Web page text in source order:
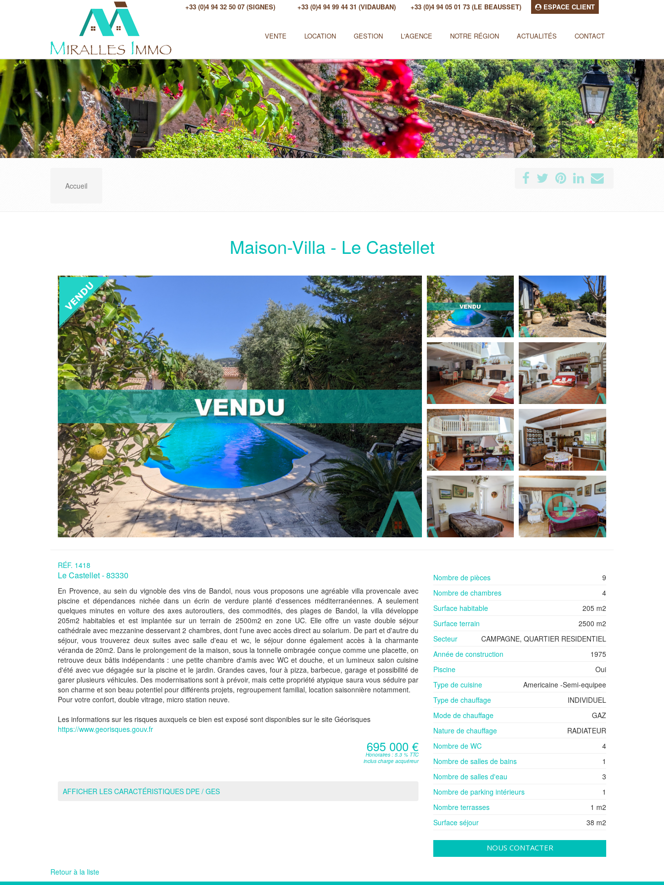
+33 (0)4 94 32 50 07 (SIGNES) +33 (0)4 94 99 44 31 (VIDAUBAN) +33 (0)4 94 05 01 73 (LE BEAUSSET) ESPACE CLIENT
VENTE LOCATION GESTION L'AGENCE NOTRE RÉGION ACTUALITÉS CONTACT
Accueil
Maison-Villa - Le Castellet
RÉF. 1418
Le Castellet - 83330
En Provence, au sein du vignoble des vins de Bandol, nous vous proposons une agréable villa provencale avec
piscine et dépendances nichée dans un écrin de verdure planté d'essences méditerranéennes. A seulement
quelques minutes en voiture des axes autoroutiers, des commodités, des plages de Bandol, la villa développe
205m2 habitables et est implantée sur un terrain de 2500m2 en zone UC. Elle offre un vaste double séjour
cathédrale avec mezzanine desservant 2 chambres, dont l'une avec accès direct au solarium. De part et d'autre du
séjour, vous trouverez deux suites avec salle d'eau et wc, le séjour donne également accès à la charmante
véranda de 20m2. Dans le prolongement de la maison, sous la tonnelle ombragée conçue comme une placette, on
retrouve deux bâtis indépendants : une petite chambre d'amis avec WC et douche, et un lumineux salon cuisine
d'été avec vue dégagée sur la piscine et le jardin. Grandes caves, four à pizza, barbecue, garage et possibilité de
garer plusieurs véhicules. Des modernisations sont à prévoir, mais cette propriété atypique saura vous séduire par
son charme et son beau potentiel pour différents projets, regroupement familial, location saisonnière notamment.
Pour votre confort, double vitrage, micro station neuve.
Les informations sur les risques auxquels ce bien est exposé sont disponibles sur le site Géorisques
https://www.georisques.gouv.fr
695 000 €
Honoraires : 5.3 % TTC
inclus charge acquéreur
AFFICHER LES CARACTÉRISTIQUES DPE / GES
Nombre de pièces
9
Nombre de chambres
4
Surface habitable
205 m2
Surface terrain
2500 m2
Secteur
CAMPAGNE, QUARTIER RESIDENTIEL
Année de construction
1975
Piscine
Oui
Type de cuisine
Americaine -Semi-equipee
Type de chauffage
INDIVIDUEL
Mode de chauffage
GAZ
Nature de chauffage
RADIATEUR
Nombre de WC
4
Nombre de salles de bains
1
Nombre de salles d'eau
3
Nombre de parking intérieurs
1
Nombre terrasses
1 m2
Surface séjour
38 m2
NOUS CONTACTER
Retour à la liste